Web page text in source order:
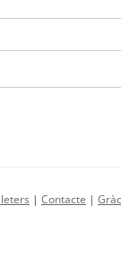
| Contacte |